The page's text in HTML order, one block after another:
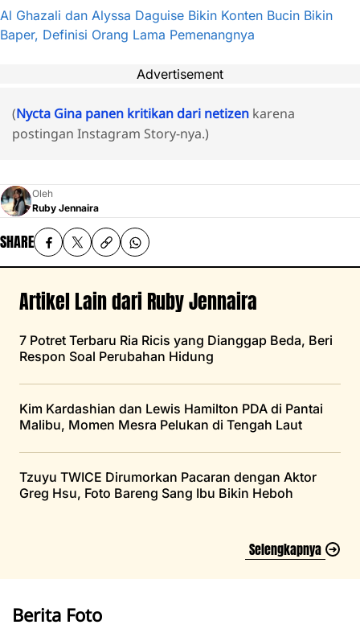
Al Ghazali dan Alyssa Daguise Bikin Konten Bucin Bikin
Baper, Definisi Orang Lama Pemenangnya
Advertisement
(Nycta Gina panen kritikan dari netizen karena
postingan Instagram Story-nya.)
Oleh
Ruby Jennaira
SHARE
Artikel Lain dari Ruby Jennaira
7 Potret Terbaru Ria Ricis yang Dianggap Beda, Beri
Respon Soal Perubahan Hidung
Kim Kardashian dan Lewis Hamilton PDA di Pantai
Malibu, Momen Mesra Pelukan di Tengah Laut
Tzuyu TWICE Dirumorkan Pacaran dengan Aktor
Greg Hsu, Foto Bareng Sang Ibu Bikin Heboh
Selengkapnya
Berita Foto